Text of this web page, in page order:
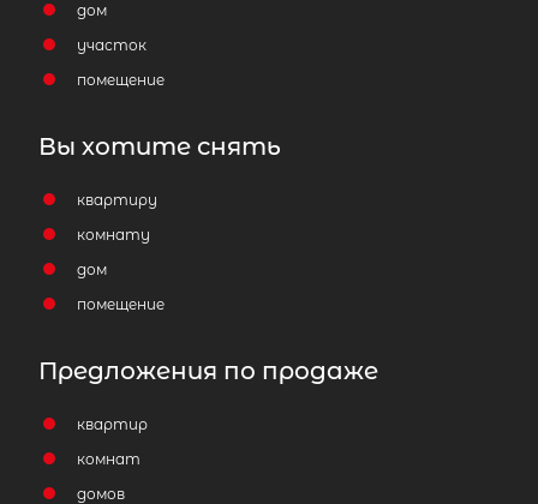
дом
участок
помещение
Вы хотите снять
квартиру
комнату
дом
помещение
Предложения по продаже
квартир
комнат
домов